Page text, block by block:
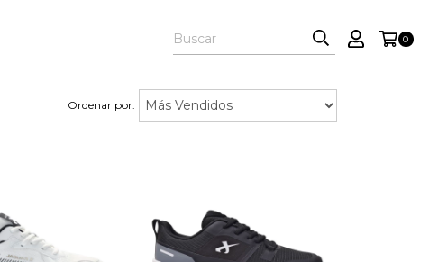
0
Ordenar por: